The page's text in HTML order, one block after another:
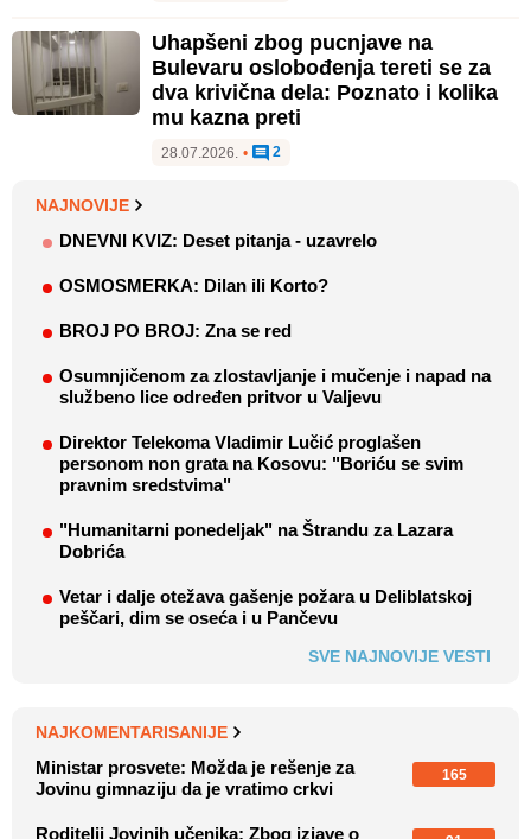
Uhapšeni zbog pucnjave na
Bulevaru oslobođenja tereti se za
dva krivična dela: Poznato i kolika
mu kazna preti
28.07.2026. • 2
NAJNOVIJE
DNEVNI KVIZ: Deset pitanja - uzavrelo
OSMOSMERKA: Dilan ili Korto?
BROJ PO BROJ: Zna se red
Osumnjičenom za zlostavljanje i mučenje i napad na
službeno lice određen pritvor u Valjevu
Direktor Telekoma Vladimir Lučić proglašen
personom non grata na Kosovu: "Boriću se svim
pravnim sredstvima"
"Humanitarni ponedeljak" na Štrandu za Lazara
Dobrića
Vetar i dalje otežava gašenje požara u Deliblatskoj
peščari, dim se oseća i u Pančevu
SVE NAJNOVIJE VESTI
NAJKOMENTARISANIJE
Ministar prosvete: Možda je rešenje za
Jovinu gimnaziju da je vratimo crkvi
165
Roditelji Jovinih učenika: Zbog izjave o